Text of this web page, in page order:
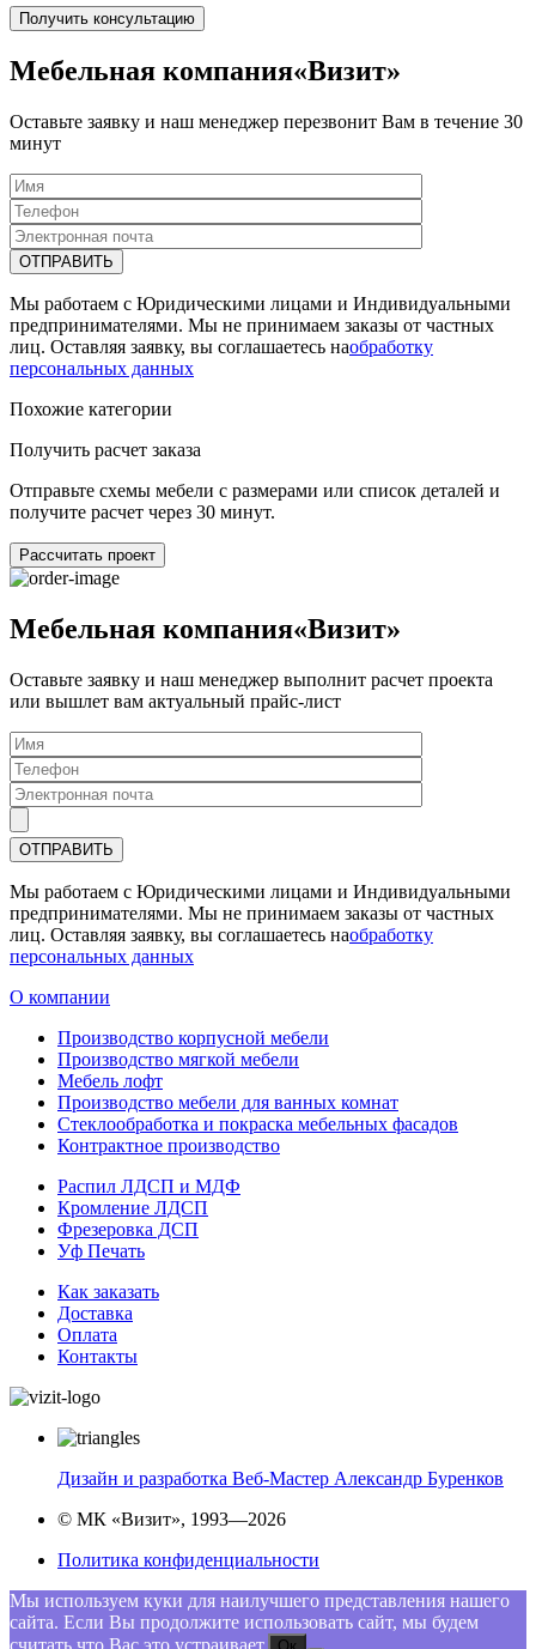
Получить консультацию
Мебельная компания«Визит»
Оставьте заявку и наш менеджер перезвонит Вам в течение 30
минут
Мы работаем с Юридическими лицами и Индивидуальными
предпринимателями. Мы не принимаем заказы от частных
лиц. Оставляя заявку, вы соглашаетесь наобработку
персональных данных
Похожие категории
Получить расчет заказа
Отправьте схемы мебели с размерами или список деталей и
получите расчет через 30 минут.
Рассчитать проект
Мебельная компания«Визит»
Оставьте заявку и наш менеджер выполнит расчет проекта
или вышлет вам актуальный прайс-лист
Мы работаем с Юридическими лицами и Индивидуальными
предпринимателями. Мы не принимаем заказы от частных
лиц. Оставляя заявку, вы соглашаетесь наобработку
персональных данных
О компании
Производство корпусной мебели
Производство мягкой мебели
Мебель лофт
Производство мебели для ванных комнат
Стеклообработка и покраска мебельных фасадов
Контрактное производство
Распил ЛДСП и МДФ
Кромление ЛДСП
Фрезеровка ДСП
Уф Печать
Как заказать
Доставка
Оплата
Контакты
Дизайн и разработка Веб-Мастер Александр Буренков
© МК «Визит», 1993—2026
Политика конфиденциальности
Мы используем куки для наилучшего представления нашего
сайта. Если Вы продолжите использовать сайт, мы будем
считать что Вас это устраивает.